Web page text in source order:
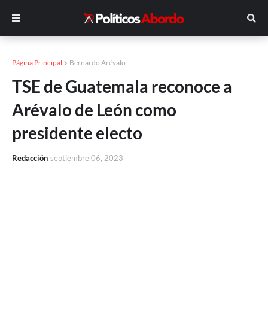
Página Principal Bernardo Arévalo
TSE de Guatemala reconoce a
Arévalo de León como
presidente electo
Redacción septiembre 06, 2023